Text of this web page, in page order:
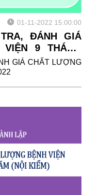
01-11-2022 15:00:00
ĐÁNH GIÁ
9 THÁNG
GIÁ CHẤT LƯỢNG